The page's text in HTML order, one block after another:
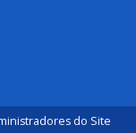
do Site